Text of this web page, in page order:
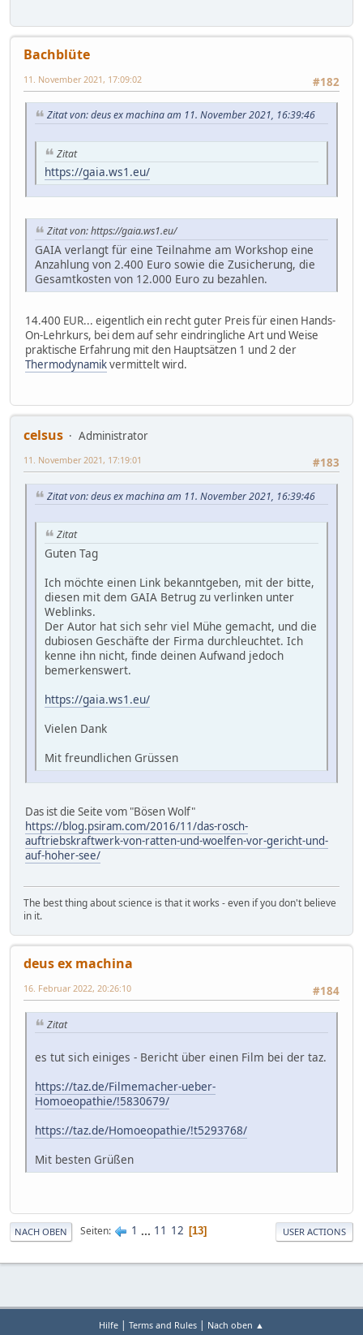
Bachblüte
#182
11. November 2021, 17:09:02
Zitat von: deus ex machina am 11. November 2021, 16:39:46
Zitat
https://gaia.ws1.eu/
Zitat von: https://gaia.ws1.eu/
GAIA verlangt für eine Teilnahme am Workshop eine
Anzahlung von 2.400 Euro sowie die Zusicherung, die
Gesamtkosten von 12.000 Euro zu bezahlen.
14.400 EUR... eigentlich ein recht guter Preis für einen Hands-
On-Lehrkurs, bei dem auf sehr eindringliche Art und Weise
praktische Erfahrung mit den Hauptsätzen 1 und 2 der
Thermodynamikvermittelt wird.
celsus
Administrator
#183
11. November 2021, 17:19:01
Zitat von: deus ex machina am 11. November 2021, 16:39:46
Zitat
Guten Tag
Ich möchte einen Link bekanntgeben, mit der bitte,
diesen mit dem GAIA Betrug zu verlinken unter
Weblinks.
Der Autor hat sich sehr viel Mühe gemacht, und die
dubiosen Geschäfte der Firma durchleuchtet. Ich
kenne ihn nicht, finde deinen Aufwand jedoch
bemerkenswert.
https://gaia.ws1.eu/
Vielen Dank
Mit freundlichen Grüssen
Das ist die Seite vom "Bösen Wolf"
https://blog.psiram.com/2016/11/das-rosch-
auftriebskraftwerk-von-ratten-und-woelfen-vor-gericht-und-
auf-hoher-see/
The best thing about science is that it works - even if you don't believe
in it.
deus ex machina
#184
16. Februar 2022, 20:26:10
Zitat
es tut sich einiges - Bericht über einen Film bei der taz.
https://taz.de/Filmemacher-ueber-
Homoeopathie/!5830679/
https://taz.de/Homoeopathie/!t5293768/
Mit besten Grüßen
NACH OBEN Seiten 1 ... 11 12 13 USER ACTIONS
Hilfe | Terms and Rules | Nach oben ▲